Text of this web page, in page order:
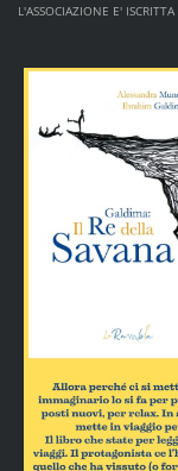
L'ASSOCIAZIONE E'